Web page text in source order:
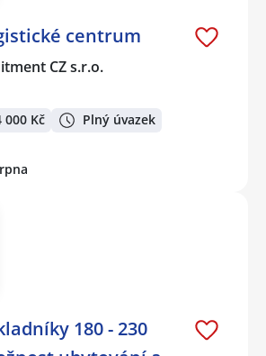
centrum
CZ s.r.o.
000 Kč Plný úvazek
180 - 230